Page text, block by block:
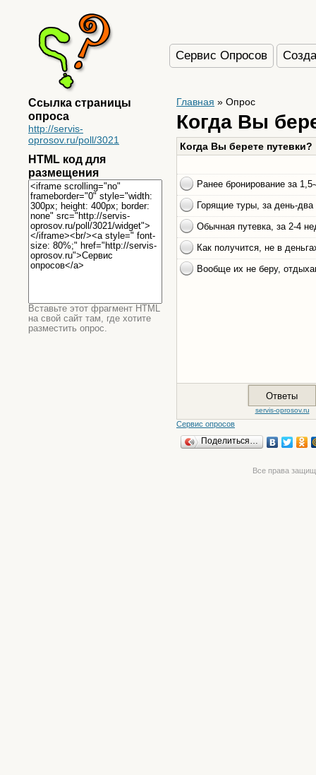
Сервис Опросов
Главная » Опрос
Когда Вы
Сервис опросов
Поделиться…
Ссылка страницы
опроса
http://servis-
oprosov.ru/poll/3021
HTML код для
размещения
Вставьте этот фрагмент HTML
на свой сайт там, где хотите
разместить опрос.
Все права